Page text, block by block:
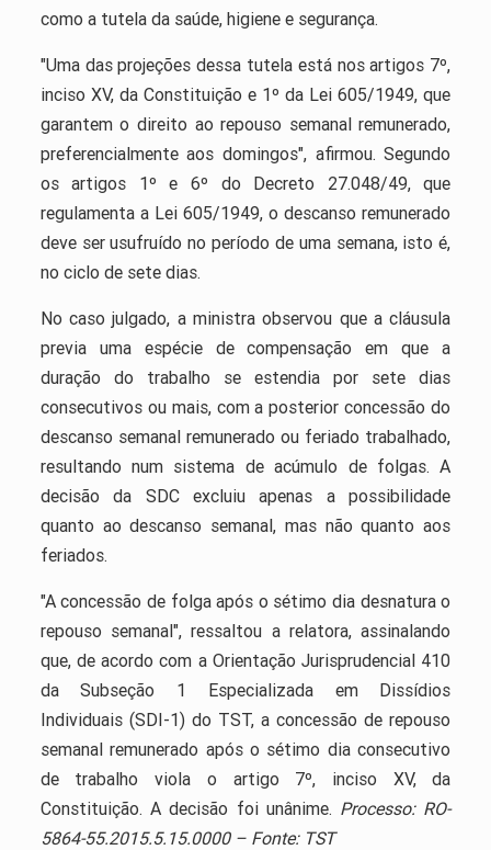
como a tutela da saúde, higiene e segurança.
"Uma das projeções dessa tutela está nos artigos 7º,
inciso XV, da Constituição e 1º da Lei 605/1949, que
garantem o direito ao repouso semanal remunerado,
preferencialmente aos domingos", afirmou. Segundo
os artigos 1º e 6º do Decreto 27.048/49, que
regulamenta a Lei 605/1949, o descanso remunerado
deve ser usufruído no período de uma semana, isto é,
no ciclo de sete dias.
No caso julgado, a ministra observou que a cláusula
previa uma espécie de compensação em que a
duração do trabalho se estendia por sete dias
consecutivos ou mais, com a posterior concessão do
descanso semanal remunerado ou feriado trabalhado,
resultando num sistema de acúmulo de folgas. A
decisão da SDC excluiu apenas a possibilidade
quanto ao descanso semanal, mas não quanto aos
feriados.
"A concessão de folga após o sétimo dia desnatura o
repouso semanal", ressaltou a relatora, assinalando
que, de acordo com a Orientação Jurisprudencial 410
da Subseção 1 Especializada em Dissídios
Individuais (SDI-1) do TST, a concessão de repouso
semanal remunerado após o sétimo dia consecutivo
de trabalho viola o artigo 7º, inciso XV, da
Constituição. A decisão foi unânime. Processo: RO-
5864-55.2015.5.15.0000 – Fonte: TST